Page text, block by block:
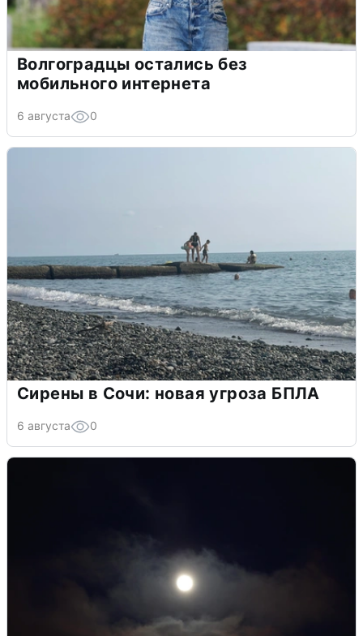
Волгоградцы остались без
мобильного интернета
6 августа 0
Сирены в Сочи: новая угроза БПЛА
6 августа 0